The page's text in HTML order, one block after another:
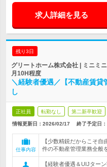
求人詳細を見る
残り3日
グリートホーム株式会社 | ミニ
月10H程度
＼経験者優遇／【不動産賃
し
正社員 転勤なし 第二新卒歓迎
情報更新日：2026/02/17 終了予定日：
仕事内容
【少数精鋭だからこそ
件の不動産管理業務全般
【経験者優遇＆UIJター